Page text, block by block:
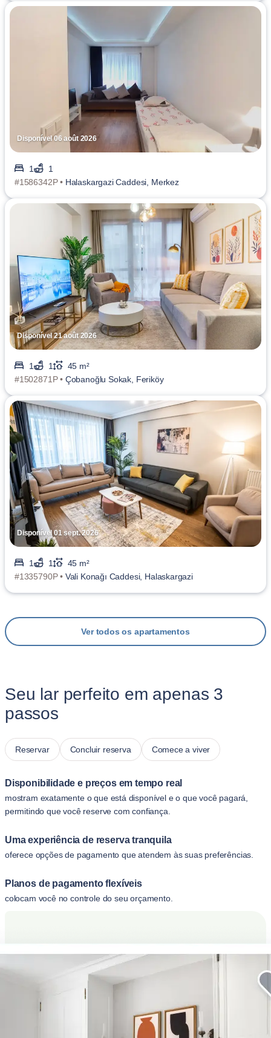
Disponível 06 août 2026
1
1
#1586342P • Halaskargazi Caddesi, Merkez
Disponível 21 août 2026
1 1
45 m²
#1502871P • Çobanoğlu Sokak, Feriköy
Disponível 01 sept. 2026
1 1
45 m²
#1335790P • Vali Konağı Caddesi, Halaskargazi
Ver todos os apartamentos
Seu lar perfeito em apenas 3
passos
Reservar Concluir reserva Comece a viver
Disponibilidade e preços em tempo real
mostram exatamente o que está disponível e o que você pagará,
permitindo que você reserve com confiança.
Uma experiência de reserva tranquila
oferece opções de pagamento que atendem às suas preferências.
Planos de pagamento flexíveis
colocam você no controle do seu orçamento.